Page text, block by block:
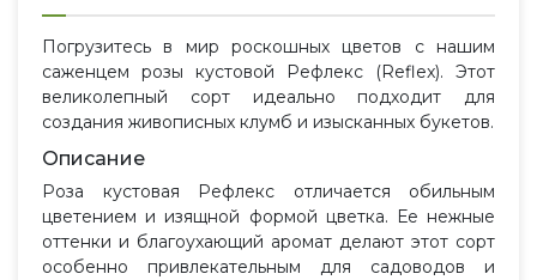
Погрузитесь в мир роскошных цветов с нашим
саженцем розы кустовой Рефлекс (Reflex). Этот
великолепный сорт идеально подходит для
создания живописных клумб и изысканных букетов.
Описание
Роза кустовая Рефлекс отличается обильным
цветением и изящной формой цветка. Ее нежные
оттенки и благоухающий аромат делают этот сорт
особенно привлекательным для садоводов и